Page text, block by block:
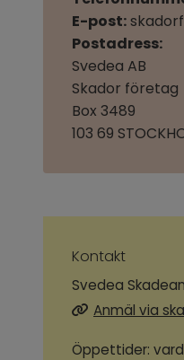
E-post:
Postadress:
Svedea AB
Skador företag
Box 3489
103 69
Kontakt
Svedea
Anmäl via
Öppettider: